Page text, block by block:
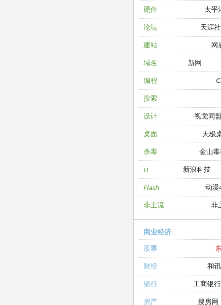
硬件 太平
论坛 天涯
建站 网
域名 新网
编程
搜索
设计 视觉同
桌面 天极
杀毒 金山
IT 新浪科技
Flash 动漫
非主流 非
商业经济
股票
财经 和
银行 工商银行
房产 搜房网